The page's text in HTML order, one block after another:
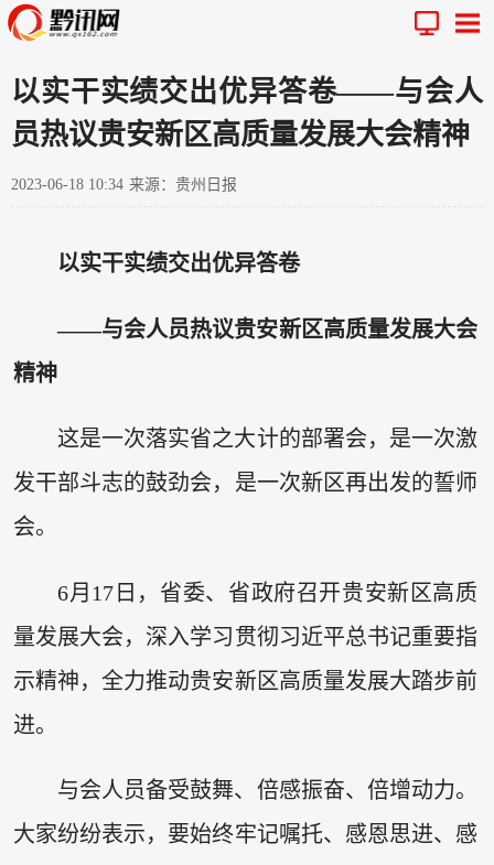
以实干实绩交出优异答卷——与会人
员热议贵安新区高质量发展大会精神
2023-06-18 10:34 来源：贵州日报
以实干实绩交出优异答卷
——与会人员热议贵安新区高质量发展大会
精神
这是一次落实省之大计的部署会，是一次激
发干部斗志的鼓劲会，是一次新区再出发的誓师
会。
6月17日，省委、省政府召开贵安新区高质
量发展大会，深入学习贯彻习近平总书记重要指
示精神，全力推动贵安新区高质量发展大踏步前
进。
与会人员备受鼓舞、倍感振奋、倍增动力。
大家纷纷表示，要始终牢记嘱托、感恩思进、感